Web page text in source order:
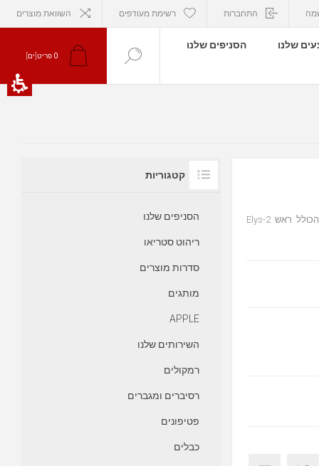
התחברות רשימת מעודפים השוואת מוצרים
שלנו
הסניפים שלנו
0 פריט[ים]
פטיפון Rega Planar 3-TT הפטיפון עטור התשבוחות Planar 3-TT הכולל ראש Elys-2
קטגוריות
הסניפים שלנו
ריהוט סטריאו
סדרות מוצרים
מותגים
APPLE
השירותים שלנו
רמקולים
רסיברים ומגברים
פטיפונים
כבלים